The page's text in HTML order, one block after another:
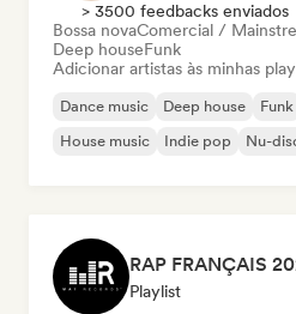
> 3500 feedbacks enviados
Bossa novaComercial /
Deep houseFunk
Adicionar artistas às minhas
Dance music Deep house Funk
House music
Indie pop Nu-
Playlist